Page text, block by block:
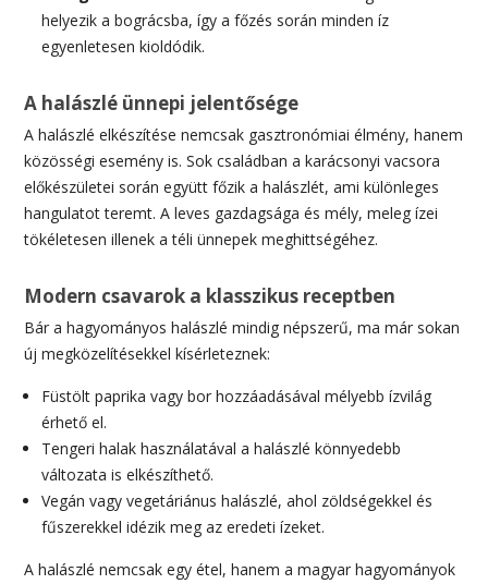
helyezik a bográcsba, így a főzés során minden íz
egyenletesen kioldódik.
A halászlé ünnepi jelentősége
A halászlé elkészítése nemcsak gasztronómiai élmény, hanem
közösségi esemény is. Sok családban a karácsonyi vacsora
előkészületei során együtt főzik a halászlét, ami különleges
hangulatot teremt. A leves gazdagsága és mély, meleg ízei
tökéletesen illenek a téli ünnepek meghittségéhez.
Modern csavarok a klasszikus receptben
Bár a hagyományos halászlé mindig népszerű, ma már sokan
új megközelítésekkel kísérleteznek:
Füstölt paprika vagy bor hozzáadásával mélyebb ízvilág
érhető el.
Tengeri halak használatával a halászlé könnyedebb
változata is elkészíthető.
Vegán vagy vegetáriánus halászlé, ahol zöldségekkel és
fűszerekkel idézik meg az eredeti ízeket.
A halászlé nemcsak egy étel, hanem a magyar hagyományok